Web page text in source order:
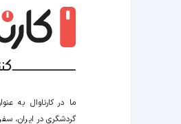
ما در کارناوال به
گردشگری در ایران،